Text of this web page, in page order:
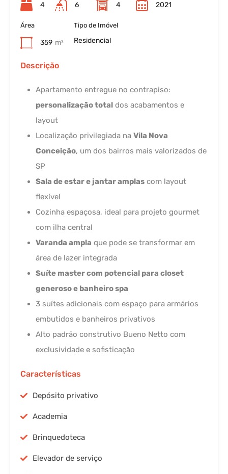
4 6 4 2021
Área
359 m²
Tipo de Imóvel
Residencial
Descrição
Apartamento entregue no contrapiso:
personalização total dos acabamentos e
layout
Localização privilegiada na Vila Nova
Conceição, um dos bairros mais valorizados de
SP
Sala de estar e jantar amplas com layout
flexível
Cozinha espaçosa, ideal para projeto gourmet
com ilha central
Varanda ampla que pode se transformar em
área de lazer integrada
Suíte master com potencial para closet
generoso e banheiro spa
3 suítes adicionais com espaço para armários
embutidos e banheiros privativos
Alto padrão construtivo Bueno Netto com
exclusividade e sofisticação
Características
Depósito privativo
Academia
Brinquedoteca
Elevador de serviço